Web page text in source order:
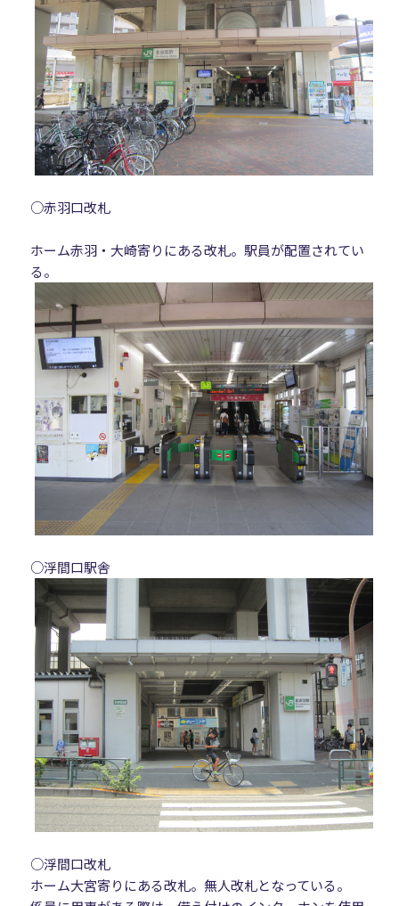
○赤羽口改札
ホーム赤羽・大崎寄りにある改札。駅員が配置されてい
る。
○浮間口駅舎
○浮間口改札
ホーム大宮寄りにある改札。無人改札となっている。